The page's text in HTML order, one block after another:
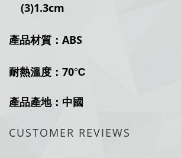
(3)1.3cm
產品材質：ABS
耐熱溫度：70℃
產品產地：中國
CUSTOMER REVIEWS